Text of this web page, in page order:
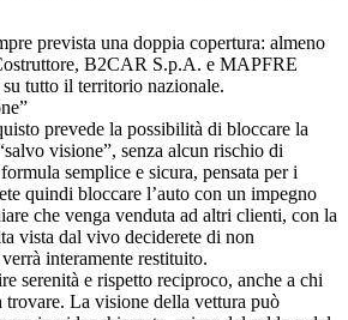
prevista una doppia copertura: almeno
B2CAR S.p.A. e MAPFRE
tutto il territorio nazionale.
prevede la possibilità di bloccare la
visione”, senza alcun rischio di
semplice e sicura, pensata per i
quindi bloccare l’auto con un impegno
che venga venduta ad altri clienti, con la
vista dal vivo deciderete di non
interamente restituito.
serenità e rispetto reciproco, anche a chi
La visione della vettura può